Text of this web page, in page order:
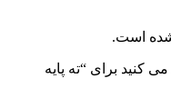
است.
کنید برای “ته پایه